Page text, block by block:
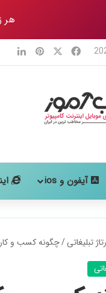
هر
فیس بوک‫پین‌ترست
آیفون و ios
تبلیغاتی/چگونه کسب و کار